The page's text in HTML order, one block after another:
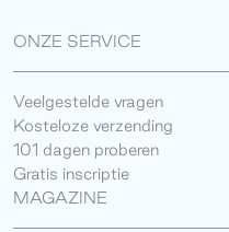
ONZE SERVICE
Veelgestelde vragen
Kosteloze verzending
101 dagen proberen
Gratis inscriptie
MAGAZINE